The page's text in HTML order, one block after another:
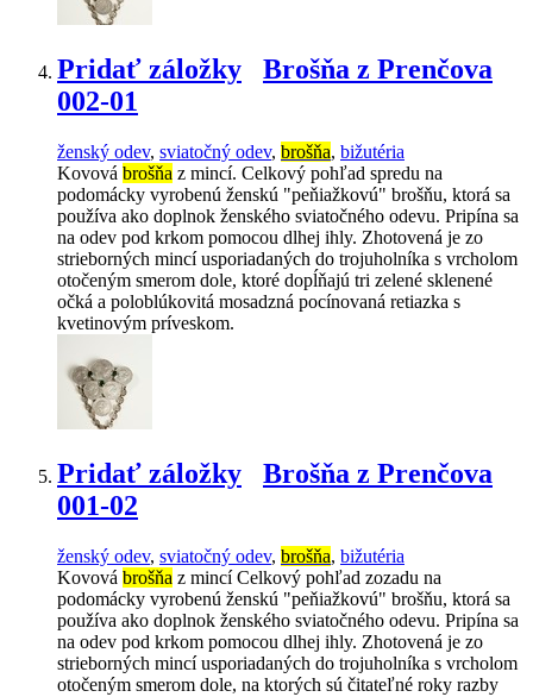
Pridať záložky
Brošňa z Prenčova
002-01
ženský odev, sviatočný odev, brošňa, bižutéria
Kovová brošňa z mincí. Celkový pohľad spredu na
podomácky vyrobenú ženskú "peňiažkovú" brošňu, ktorá sa
používa ako doplnok ženského sviatočného odevu. Pripína sa
na odev pod krkom pomocou dlhej ihly. Zhotovená je zo
strieborných mincí usporiadaných do trojuholníka s vrcholom
otočeným smerom dole, ktoré dopĺňajú tri zelené sklenené
očká a poloblúkovitá mosadzná pocínovaná retiazka s
kvetinovým príveskom.
Pridať záložky
Brošňa z Prenčova
001-02
ženský odev, sviatočný odev, brošňa, bižutéria
Kovová brošňa z mincí Celkový pohľad zozadu na
podomácky vyrobenú ženskú "peňiažkovú" brošňu, ktorá sa
používa ako doplnok ženského sviatočného odevu. Pripína sa
na odev pod krkom pomocou dlhej ihly. Zhotovená je zo
strieborných mincí usporiadaných do trojuholníka s vrcholom
otočeným smerom dole, na ktorých sú čitateľné roky razby